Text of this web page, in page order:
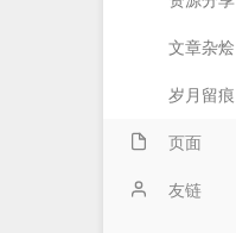
文章杂烩
岁月留痕
页面
关于我
友链